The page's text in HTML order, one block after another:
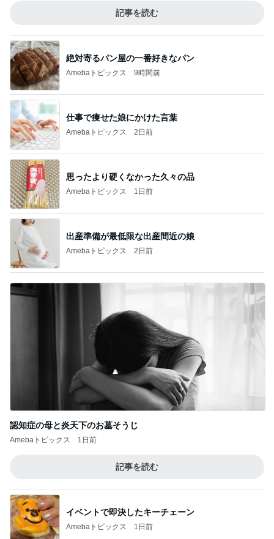
記事を読む
絶対寄るパン屋の一番好きなパン
Amebaトピックス 9時間前
仕事で痩せた娘にかけた言葉
Amebaトピックス 2日前
思ったより硬くなかった久々の品
Amebaトピックス 1日前
出産準備が最低限な出産間近の娘
Amebaトピックス 2日前
認知症の母と炎天下のお墓そうじ
Amebaトピックス 1日前
記事を読む
イベントで即決したキーチェーン
Amebaトピックス 1日前